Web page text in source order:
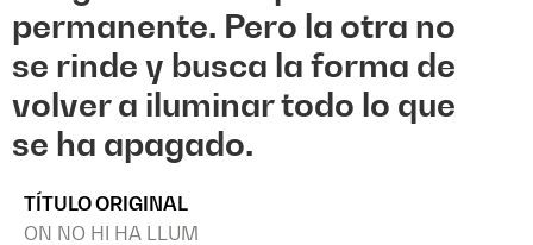
permanente. Pero la otra no
se rinde y busca la forma de
volver a iluminar todo lo que
se ha apagado.
TÍTULO ORIGINAL
ON NO HI HA LLUM